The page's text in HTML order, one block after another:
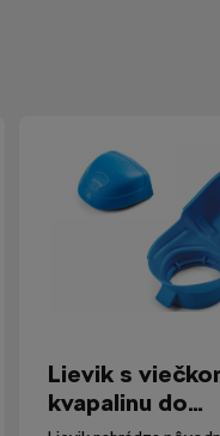
Lievik s
kvapalinu do